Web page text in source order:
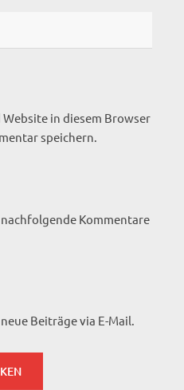
Website in diesem Browser
speichern.
Kommentare
Beiträge via E-Mail.